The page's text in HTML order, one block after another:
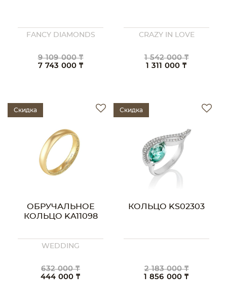
FANCY DIAMONDS
9 109 000 ₸
7 743 000 ₸
CRAZY IN LOVE
1 542 000 ₸
1 311 000 ₸
Скидка
ОБРУЧАЛЬНОЕ
КОЛЬЦО KA11098
WEDDING
632 000 ₸
444 000 ₸
Скидка
КОЛЬЦО KS02303
2 183 000 ₸
1 856 000 ₸